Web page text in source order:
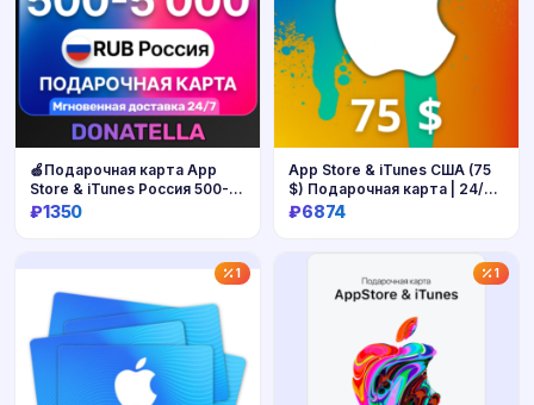
🍏Подарочная карта App
Store & iTunes Россия 500-
5000 Рублей🍏
₽1350
App Store & iTunes США (75
$) Подарочная карта | 24/7
Автодоставка
₽6874
1 1